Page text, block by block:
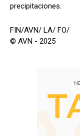
precipitaciones.
FIN/AVN/ LA/ FO/
© AVN - 2025